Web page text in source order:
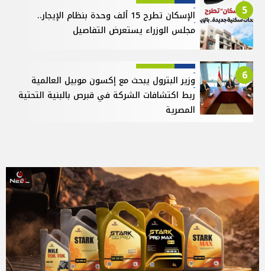
5
الإسكان تطرح 15 ألف وحدة بنظام الإيجار..
مجلس الوزراء يستعرض التفاصيل
6
وزير البترول يبحث مع إكسون موبيل العالمية
ربط اكتشافات الشركة في قبرص بالبنية التحتية
المصرية